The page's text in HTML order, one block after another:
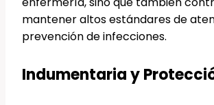
mantener altos estándares de
prevención de infecciones.
Indumentaria y